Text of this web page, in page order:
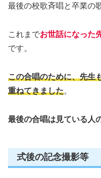
最後の校歌斉唱と卒業の
これまでお世話になった
です。
この合唱のために、先生
重ねてきました。
最後の合唱は見ている人
式後の記念撮影等